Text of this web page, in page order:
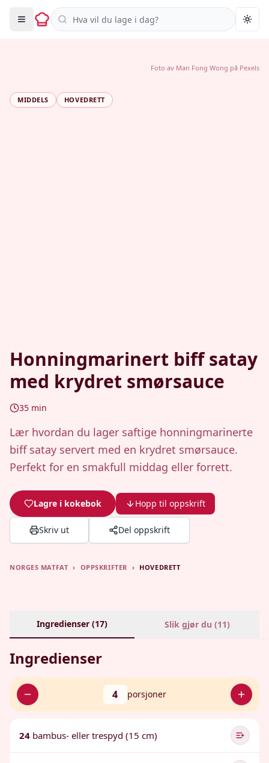
Søk i oppskrifter
MIDDELS HOVEDRETT
Honningmarinert biff satay
med krydret smørsauce
35 min
Lær hvordan du lager saftige honningmarinerte
biff satay servert med en krydret smørsauce.
Perfekt for en smakfull middag eller forrett.
Lagre i kokebok Hopp til oppskrift
Skriv ut Del oppskrift
Foto av Man Fong Wong på Pexels
NORGES MATFAT › OPPSKRIFTER › HOVEDRETT
Ingredienser (17) Slik gjør du (11)
Ingredienser
4 porsjoner
24 bambus- eller trespyd (15 cm)